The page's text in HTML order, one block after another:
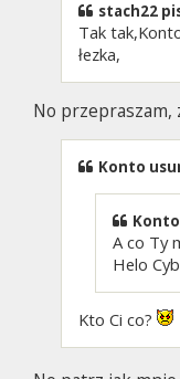
stach22
Tak
łezka,
No przepraszam,
Konto
A co Ty
Helo
Kto Ci co?